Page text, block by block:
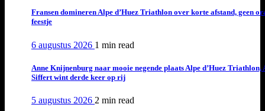
Fransen domineren Alpe d’Huez Triathlon over korte afstand, geen
feestje
6 augustus 2026 1 min read
Anne Knijnenburg naar mooie negende plaats Alpe d’Huez Triathlon,
Siffert wint derde keer op rij
5 augustus 2026 2 min read